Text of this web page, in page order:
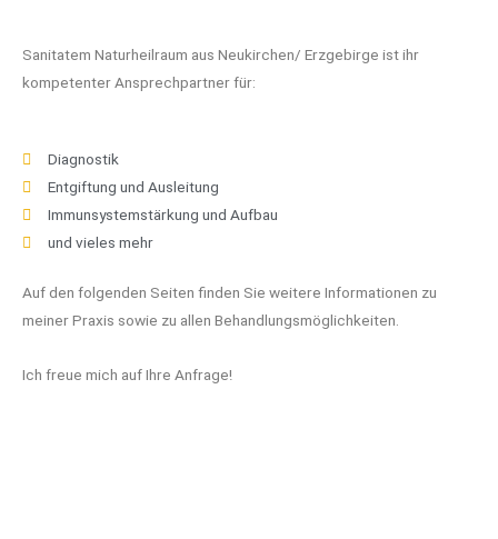
Sanitatem Naturheilraum aus Neukirchen/ Erzgebirge ist ihr
kompetenter Ansprechpartner für:
Diagnostik
Entgiftung und Ausleitung
Immunsystemstärkung und Aufbau
und vieles mehr
Auf den folgenden Seiten finden Sie weitere Informationen zu
meiner Praxis sowie zu allen Behandlungsmöglichkeiten.
Ich freue mich auf Ihre Anfrage!